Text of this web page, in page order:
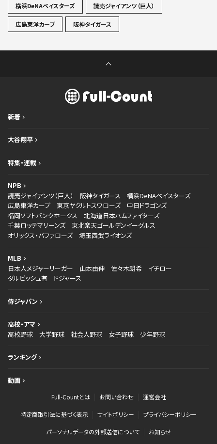
横浜DeNAベイスターズ 読売ジャイアンツ（巨人）
広島東洋カープ 阪神タイガース
新着
大谷翔平
特集・連載
NPB
読売ジャイアンツ（巨人）
阪神タイガース
横浜DeNAベイスターズ
広島東洋カープ
東京ヤクルトスワローズ
中日ドラゴンズ
福岡ソフトバンクホークス
北海道日本ハムファイターズ
千葉ロッテマリーンズ
東北楽天ゴールデンイーグルス
オリックス・バファローズ
埼玉西武ライオンズ
MLB
日本人メジャーリーガー
山本由伸 佐々木朗希
イチロー
ダルビッシュ有
ドジャース
侍ジャパン
高校・アマ
高校野球
大学野球 社会人野球 女子野球 少年野球
ランキング
動画
Full-Countとは お問い合わせ 運営会社
特定商取引法に基づく表示 サイトポリシー プライバシーポリシー
パーソナルデータの外部送信について お知らせ